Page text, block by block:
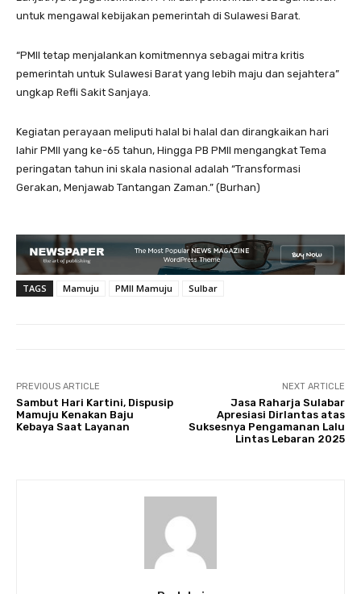
untuk mengawal kebijakan pemerintah di Sulawesi Barat.
“PMII tetap menjalankan komitmennya sebagai mitra kritis
pemerintah untuk Sulawesi Barat yang lebih maju dan sejahtera”
ungkap Refli Sakit Sanjaya.
Kegiatan perayaan meliputi halal bi halal dan dirangkaikan hari
lahir PMII yang ke-65 tahun, Hingga PB PMII mengangkat Tema
peringatan tahun ini skala nasional adalah “Transformasi
Gerakan, Menjawab Tantangan Zaman.” (Burhan)
TAGS Mamuju PMII Mamuju Sulbar
PREVIOUS ARTICLE
Sambut Hari Kartini, Dispusip
Mamuju Kenakan Baju
Kebaya Saat Layanan
NEXT ARTICLE
Jasa Raharja Sulabar
Apresiasi Dirlantas atas
Suksesnya Pengamanan Lalu
Lintas Lebaran 2025